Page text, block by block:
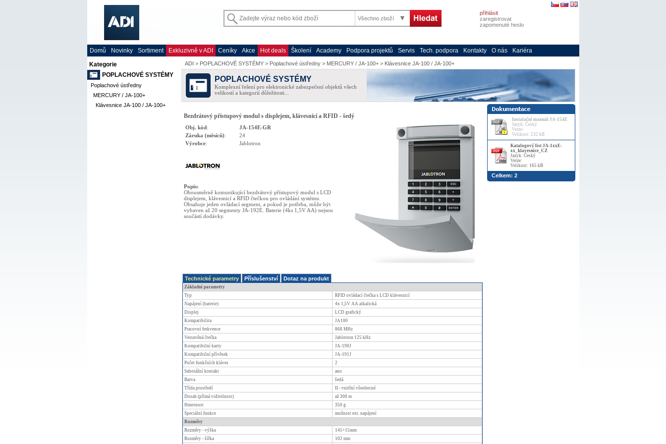
Všechno zboží
přihlásit
zaregistrovat
zapomenuté heslo
Domů Novinky Sortiment Exkluzivně v ADI Ceníky Akce Hot deals Školení Academy Podpora projektů Servis Tech. podpora Kontakty O nás
Kariéra
Kategorie
POPLACHOVÉ SYSTÉMY
Poplachové ústředny
MERCURY / JA-100+
Klávesnice JA-100 / JA-100+
ADI > POPLACHOVÉ SYSTÉMY> Poplachové ústředny> MERCURY / JA-100+> Klávesnice JA-100 / JA-100+
POPLACHOVÉ SYSTÉMY
Komplexní řešení pro elektronické zabezpečení objektů všech
velikostí a kategorií důležitosti...
Bezdrátový přístupový modul s displejem, klávesnicí a RFID - šedý
Obj. kód:
JA-154E-GR
Záruka (měsíců):
24
Výrobce: Jablotron
Popis:
Obousměrně komunikující bezdrátový přístupový modul s LCD
displejem, klávesnicí a RFID čtečkou pro ovládání systému.
Obsahuje jeden ovládací segment, a pokud je potřeba, může být
vybaven až 20 segmenty JA-192E. Baterie (4ks 1,5V AA) nejsou
součástí dodávky.
Technické parametry Příslušenství Dotaz na produkt
Základní parametry
Typ
RFID ovládací čtečka s LCD klávesnicí
Napájení (baterie)
4x 1,5V AA alkalická
Displej
LCD grafický
Kompatibilita
JA100
Pracovní frekvence
868 MHz
Vestavěná čtečka
Jablotron 125 kHz
Kompatibilní karty
JA-190J
Kompatibilní přívěsek
JA-191J
Počet funkčních kláves
2
Sabotážní kontakt
ano
Barva
šedá
Třída prostředí
II - vnitřní všeobecné
Dosah (přímá viditelnost)
až 300 m
Hmotnost
350 g
Speciální funkce
možnost ext. napájení
Rozměry
Rozměry - výška
145+15mm
Rozměry - šířka
102 mm
Instalační manuál JA-154E
Jazyk: Český
Verze:
Velikost: 232 kB
Katalogový list JA-1xxE-
xx_klavesnice_CZ
Jazyk: Český
Verze:
Velikost: 165 kB
Celkem: 2